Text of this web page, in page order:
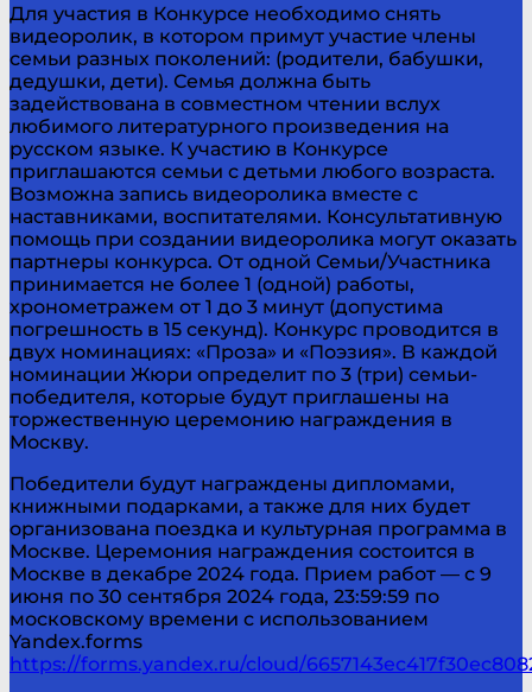
Для участия в Конкурсе необходимо снять
видеоролик, в котором примут участие члены
семьи разных поколений: (родители, бабушки,
дедушки, дети). Семья должна быть
задействована в совместном чтении вслух
любимого литературного произведения на
русском языке. К участию в Конкурсе
приглашаются семьи с детьми любого возраста.
Возможна запись видеоролика вместе с
наставниками, воспитателями. Консультативную
помощь при создании видеоролика могут оказать
партнеры конкурса. От одной Семьи/Участника
принимается не более 1 (одной) работы,
хронометражем от 1 до 3 минут (допустима
погрешность в 15 секунд). Конкурс проводится в
двух номинациях: «Проза» и «Поэзия». В каждой
номинации Жюри определит по 3 (три) семьи-
победителя, которые будут приглашены на
торжественную церемонию награждения в
Москву.
Победители будут награждены дипломами,
книжными подарками, а также для них будет
организована поездка и культурная программа в
Москве. Церемония награждения состоится в
Москве в декабре 2024 года. Прием работ — с 9
июня по 30 сентября 2024 года, 23:59:59 по
московскому времени с использованием
Yandex.forms
https://forms.yandex.ru/cloud/